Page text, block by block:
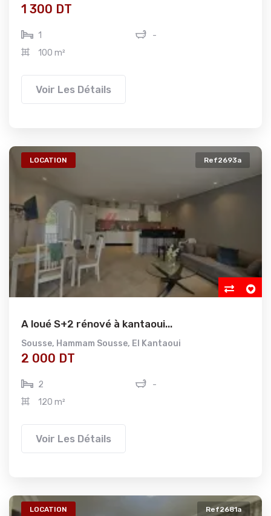
1 300 DT
1
-
100 m²
Voir Les Détails
LOCATION Ref2693a
A loué S+2 rénové à kantaoui...
Sousse, Hammam Sousse, El Kantaoui
2 000 DT
2
-
120 m²
Voir Les Détails
LOCATION Ref2681a